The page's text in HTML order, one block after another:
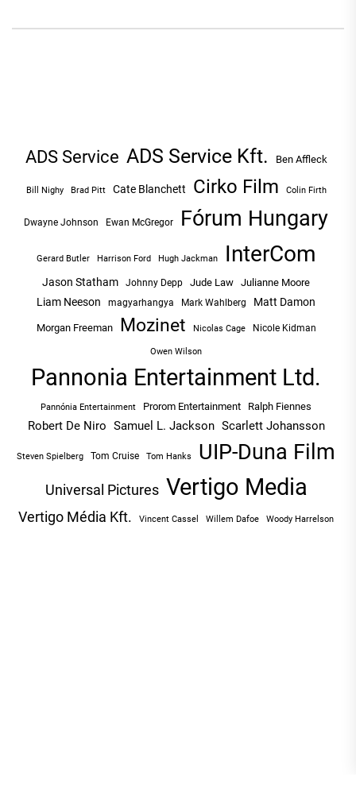
ADS Service ADS Service Kft. Ben Affleck
Bill Nighy Brad Pitt Cate Blanchett Cirko Film Colin Firth
Dwayne Johnson Ewan McGregor Fórum Hungary
Gerard Butler Harrison Ford Hugh Jackman InterCom
Jason Statham Johnny Depp Jude Law Julianne Moore
Liam Neeson magyarhangya Mark Wahlberg Matt Damon
Morgan Freeman Mozinet Nicolas Cage Nicole Kidman
Owen Wilson
Pannonia Entertainment Ltd.
Pannónia Entertainment Prorom Entertainment Ralph Fiennes
Robert De Niro Samuel L. Jackson Scarlett Johansson
Steven Spielberg Tom Cruise Tom Hanks UIP-Duna Film
Universal Pictures Vertigo Media
Vertigo Média Kft. Vincent Cassel Willem Dafoe Woody Harrelson